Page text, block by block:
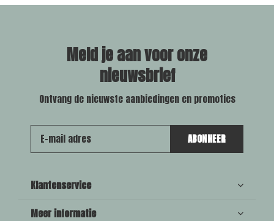
Meld je aan voor onze
nieuwsbrief
Ontvang de nieuwste aanbiedingen en promoties
ABONNEER
Klantenservice
Meer informatie